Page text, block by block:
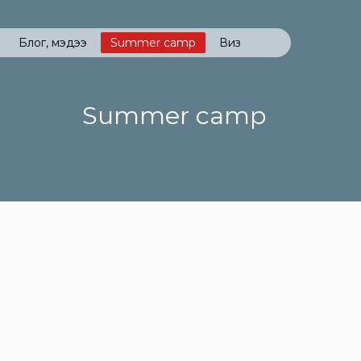
Блог, мэдээ Summer camp Виз
Summer camp